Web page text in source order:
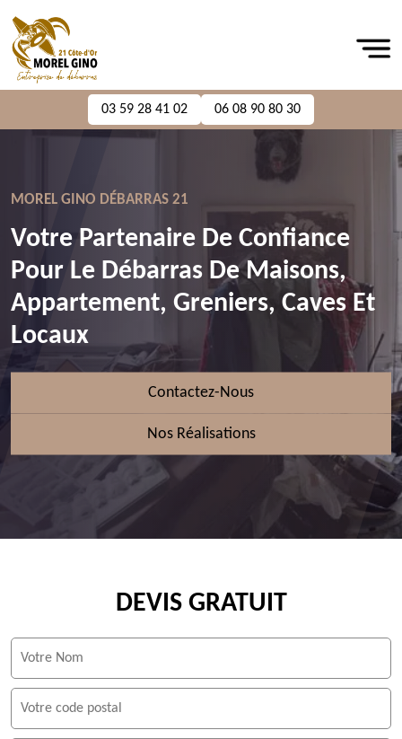
03 59 28 41 02 06 08 90 80 30
MOREL GINO DÉBARRAS 21
Votre Partenaire De Confiance
Pour Le Débarras De Maisons,
Appartement, Greniers, Caves Et
Locaux
Contactez-Nous
Nos Réalisations
DEVIS GRATUIT